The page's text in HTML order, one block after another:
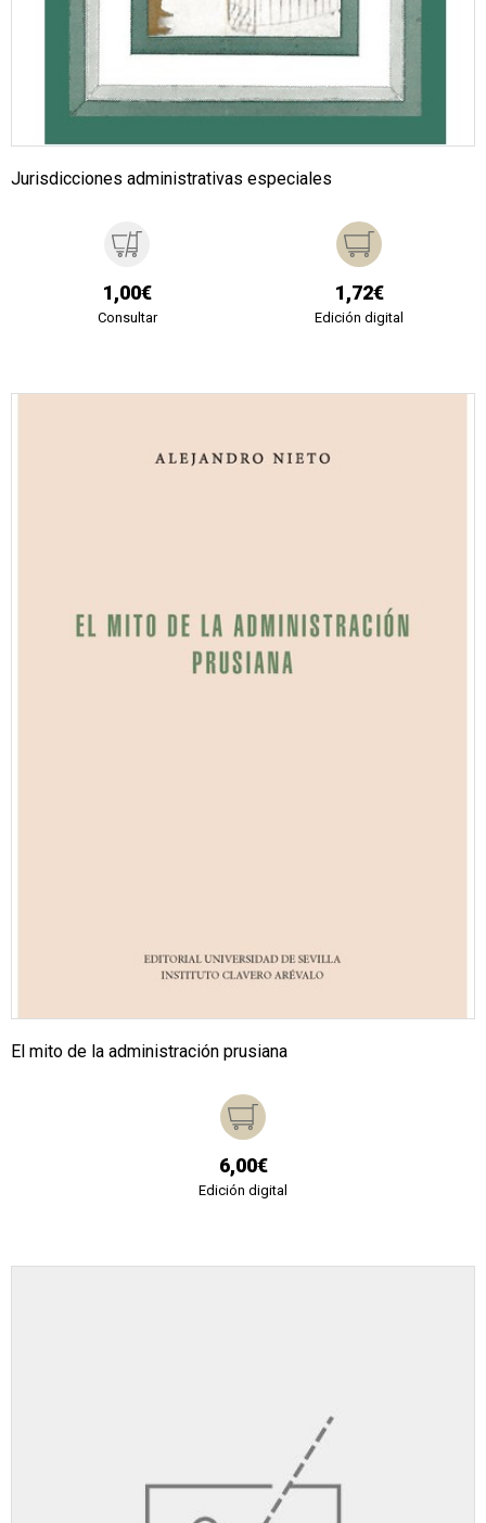
Jurisdicciones administrativas especiales
1,00€
Consultar
1,72€
Edición digital
El mito de la administración prusiana
6,00€
Edición digital